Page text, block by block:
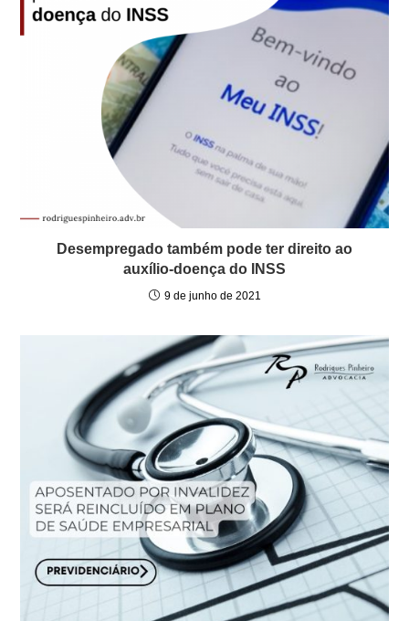
Desempregado também pode ter direito ao
auxílio-doença do INSS
9 de junho de 2021